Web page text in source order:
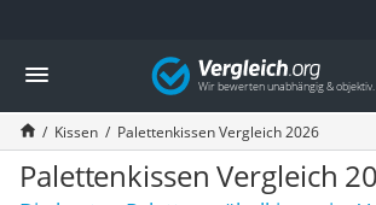
Die beliebtesten Vergleiche nach Kategorie
Wohnen
Matratzen-Topper
Matratzen
Konferenzlautsprecher
Tageslichtlampe
Vergleich
Kissen Palettenkissen Vergleich 2026
Palettenkissen Vergleich